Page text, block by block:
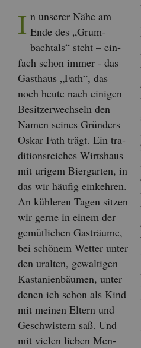
I n un­se­rer Nähe am
Ende des „Grum­
bachtals“ steht – ein­
fach schon immer - das
Gast­haus „Fath“, das
noch heute nach ei­ni­gen
Be­sit­zer­wech­seln den
Namen sei­nes Grün­ders
Oskar Fath trägt. Ein tra­
di­ti­ons­rei­ches Wirts­haus
mit uri­gem Bier­gar­ten, in
das wir häu­fig ein­keh­ren.
An küh­le­ren Tagen sit­zen
wir gerne in einem der
ge­müt­li­chen Gast­räu­me,
bei schö­nem Wet­ter unter
den ur­alten, ge­wal­ti­gen
Kas­ta­ni­en­bäu­men, unter
denen ich schon als Kind
mit mei­nen El­tern und
Ge­schwis­tern saß. Und
mit vie­len lie­ben Men­